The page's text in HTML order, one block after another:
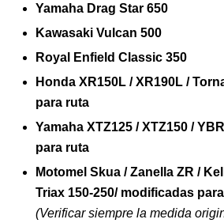
Yamaha Drag Star 650
Kawasaki Vulcan 500
Royal Enfield Classic 350
Honda XR150L / XR190L /
para ruta
Yamaha XTZ125 / XTZ150 /
para ruta
Motomel Skua / Zanella ZR /
Triax 150-250/ modificadas
(Verificar siempre la medida